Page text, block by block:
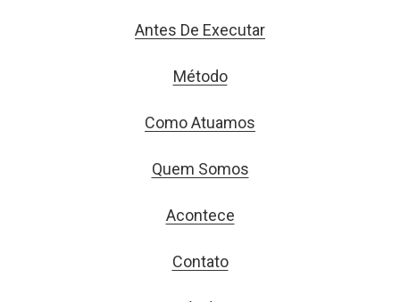
Antes De Executar
Método
Como Atuamos
Quem Somos
Acontece
Contato